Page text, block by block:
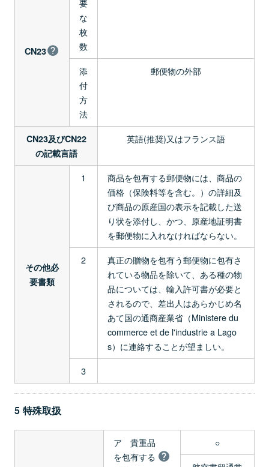
CN23
要
な
枚
数
添
付
方
法
郵便物の外部
CN23及びCN22
の記載言語
英語(推奨)又はフランス語
その他必
要書類
1
商品を包有する郵便物には、商品の
価格（保険料等を含む。）の詳細及
び商品の原産国の表示を記載した送
り状を添付し、かつ、原産地証明書
を郵便物に入れなければならない。
2
真正の贈物を包有う郵便物に包有さ
れている物品を除いて、ある種の物
品については、輸入許可書が必要と
されるので、差出人はあらかじめ名
あて国の通商産業省（Ministere du
commerce et de l'industrie a Lago
s）に連絡することが望ましい。
3
5 特殊取扱
ア 貴重品
を包有する
○